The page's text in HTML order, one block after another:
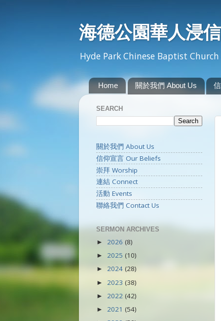
海德公園華人浸
Hyde Park Chinese Baptist
Home 關於我們 About Us
SEARCH
關於我們 About Us
信仰宣言 Our Beliefs
崇拜 Worship
連結 Connect
活動 Events
聯絡我們 Contact Us
SERMON ARCHIVES
► 2026 (8)
► 2025 (10)
► 2024 (28)
► 2023 (38)
► 2022 (42)
► 2021 (54)